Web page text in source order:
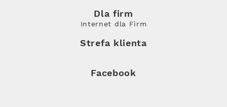
Dla firm
Internet dla Firm
Strefa klienta
Facebook